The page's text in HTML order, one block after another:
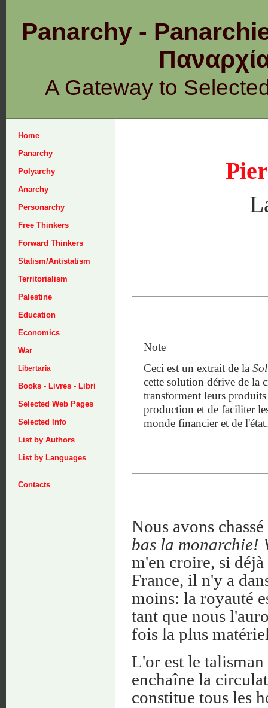
Panarchy -
A Gateway to
Home
Panarchy
Polyarchy
Anarchy
Personarchy
Free Thinkers
Forward Thinkers
Statism/Antistatism
Territorialism
Palestine
Education
Economics
War
Libertaria
Books - Livres - Libri
Selected Web Pages
Selected Info
List by Authors
List by Languages
Contacts
Note
Ceci est un extrait de la
cette solution dérive de la
transforment leurs
production et de faciliter
monde financier et de l'état.
Nous avons
bas la monarchie!
m'en croire, si
France, il n'y a
moins: la royauté
tant que nous
fois la plus
L'or est le
enchaîne la
constitue tous les